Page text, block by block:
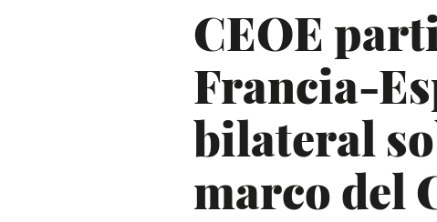
CEOE
Francia-
bilateral
marco del